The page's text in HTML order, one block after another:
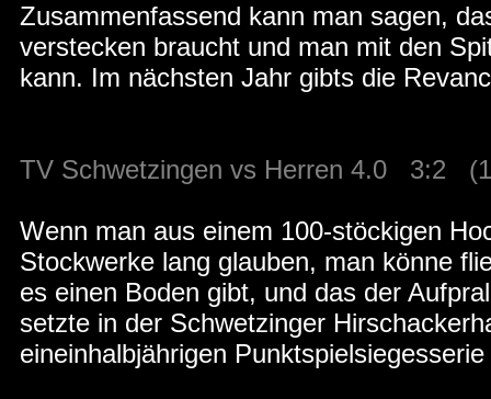
Zusammenfassend kann man sagen,
verstecken braucht und man mit den
kann. Im nächsten Jahr gibts die
TV Schwetzingen vs Herren 4.0 3:2
Wenn man aus einem 100-stöckigen
Stockwerke lang glauben, man könne
es einen Boden gibt, und das der
setzte in der Schwetzinger
eineinhalbjährigen